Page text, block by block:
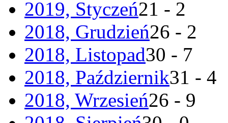
2019, Styczeń21 - 2
2018, Grudzień26 - 2
2018, Listopad30 - 7
2018, Październik31 - 4
2018, Wrzesień26 - 9